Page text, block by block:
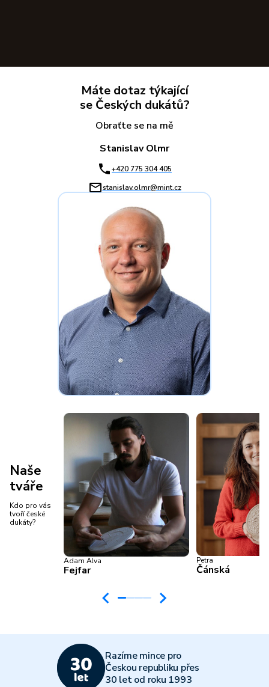
Máte dotaz týkající
se Českých dukátů?
Obraťte se na mě
Stanislav Olmr
+420 775 304 405
stanislav.olmr@mint.cz
Naše
tváře
Kdo pro vás
tvoří české
dukáty?
Adam Alva
Fejfar
Petra
Čánská
Razíme mince pro
Českou republiku přes
30 let od roku 1993